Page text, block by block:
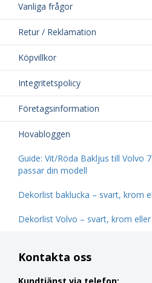
Vanliga frågor
Retur / Reklamation
Köpvillkor
Integritetspolicy
Företagsinformation
Hovabloggen
Guide: Vit/Röda Bakljus till Volvo
passar din modell
Dekorlist baklucka – svart, krom
Dekorlist Volvo – svart, krom
Kontakta oss